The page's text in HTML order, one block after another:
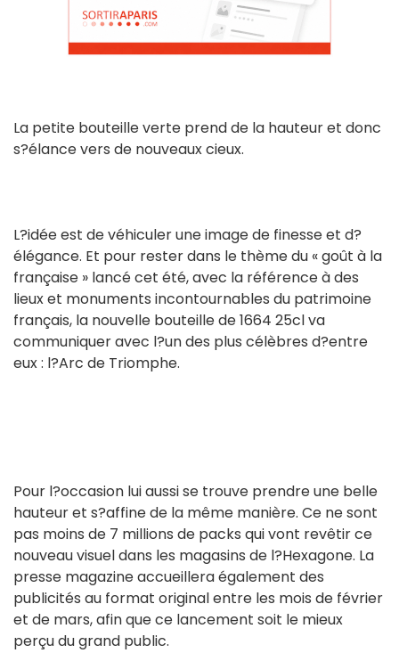
La petite bouteille verte prend de la hauteur et donc
s?élance vers de nouveaux cieux.
L?idée est de véhiculer une image de finesse et d?
élégance. Et pour rester dans le thème du « goût à la
française » lancé cet été, avec la référence à des
lieux et monuments incontournables du patrimoine
français, la nouvelle bouteille de 1664 25cl va
communiquer avec l?un des plus célèbres d?entre
eux : l?Arc de Triomphe.
Pour l?occasion lui aussi se trouve prendre une belle
hauteur et s?affine de la même manière. Ce ne sont
pas moins de 7 millions de packs qui vont revêtir ce
nouveau visuel dans les magasins de l?Hexagone. La
presse magazine accueillera également des
publicités au format original entre les mois de février
et de mars, afin que ce lancement soit le mieux
perçu du grand public.